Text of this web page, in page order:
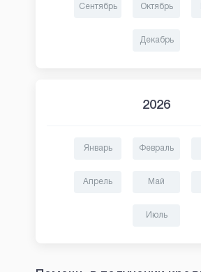
Сентябрь Октябрь
Декабрь
2026
Январь Февраль
Апрель Май
Июль